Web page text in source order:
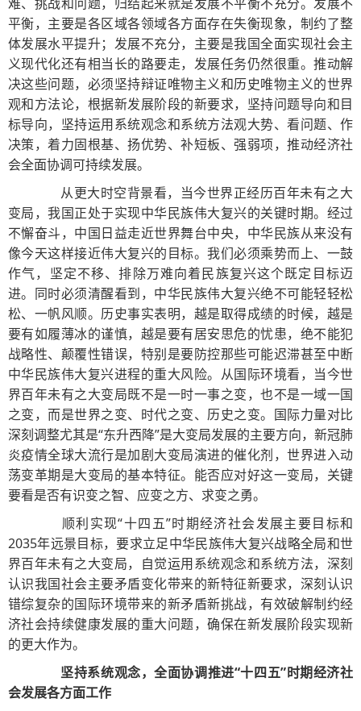
难、挑战和问题，归结起来就是发展不平衡不充分。发展不
平衡，主要是各区域各领域各方面存在失衡现象，制约了整
体发展水平提升；发展不充分，主要是我国全面实现社会主
义现代化还有相当长的路要走，发展任务仍然很重。推动解
决这些问题，必须坚持辩证唯物主义和历史唯物主义的世界
观和方法论，根据新发展阶段的新要求，坚持问题导向和目
标导向，坚持运用系统观念和系统方法观大势、看问题、作
决策，着力固根基、扬优势、补短板、强弱项，推动经济社
会全面协调可持续发展。
从更大时空背景看，当今世界正经历百年未有之大
变局，我国正处于实现中华民族伟大复兴的关键时期。经过
不懈奋斗，中国日益走近世界舞台中央，中华民族从来没有
像今天这样接近伟大复兴的目标。我们必须乘势而上、一鼓
作气，坚定不移、排除万难向着民族复兴这个既定目标迈
进。同时必须清醒看到，中华民族伟大复兴绝不可能轻轻松
松、一帆风顺。历史事实表明，越是取得成绩的时候，越是
要有如履薄冰的谨慎，越是要有居安思危的忧患，绝不能犯
战略性、颠覆性错误，特别是要防控那些可能迟滞甚至中断
中华民族伟大复兴进程的重大风险。从国际环境看，当今世
界百年未有之大变局既不是一时一事之变，也不是一域一国
之变，而是世界之变、时代之变、历史之变。国际力量对比
深刻调整尤其是“东升西降”是大变局发展的主要方向，新冠肺
炎疫情全球大流行是加剧大变局演进的催化剂，世界进入动
荡变革期是大变局的基本特征。能否应对好这一变局，关键
要看是否有识变之智、应变之方、求变之勇。
顺利实现“十四五”时期经济社会发展主要目标和
2035年远景目标，要求立足中华民族伟大复兴战略全局和世
界百年未有之大变局，自觉运用系统观念和系统方法，深刻
认识我国社会主要矛盾变化带来的新特征新要求，深刻认识
错综复杂的国际环境带来的新矛盾新挑战，有效破解制约经
济社会持续健康发展的重大问题，确保在新发展阶段实现新
的更大作为。
坚持系统观念，全面协调推进“十四五”时期经济社
会发展各方面工作